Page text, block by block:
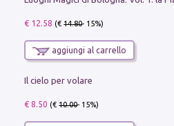
€ 12.58 (€14.80- 15%)
aggiungi al carrello
Il cielo per volare
€ 8.50 (€10.00- 15%)